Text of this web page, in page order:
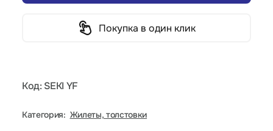
Покупка в один клик
Код: SEKI YF
Категория: Жилеты, толстовки